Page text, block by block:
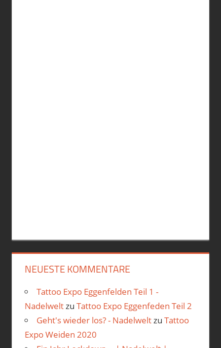
NEUESTE KOMMENTARE
Tattoo Expo Eggenfelden Teil 1 -
Nadelweltzu Tattoo Expo Eggenfeden Teil 2
Geht's wieder los? - Nadelweltzu Tattoo
Expo Weiden 2020